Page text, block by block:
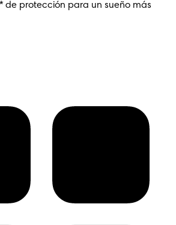
de protección para un sueño más